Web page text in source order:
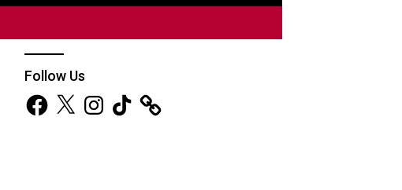
Follow Us
Facebook
X InstagramTikTok